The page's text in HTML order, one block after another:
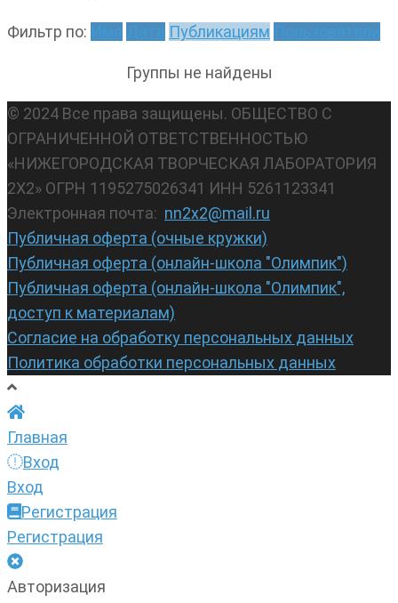
Фильтр по: Имя Дата Публикациям Пользователи
Группы не найдены
© 2024 Все права защищены. ОБЩЕСТВО С
ОГРАНИЧЕННОЙ ОТВЕТСТВЕННОСТЬЮ
«НИЖЕГОРОДСКАЯ ТВОРЧЕСКАЯ ЛАБОРАТОРИЯ
2Х2» ОГРН 1195275026341 ИНН 5261123341
Электронная почта: nn2x2@mail.ru
Публичная оферта (очные кружки)
Публичная оферта (онлайн-школа "Олимпик")
Публичная оферта (онлайн-школа "Олимпик",
доступ к материалам)
Согласие на обработку персональных данных
Политика обработки персональных данных
Главная
Вход
Вход
Регистрация
Регистрация
Авторизация